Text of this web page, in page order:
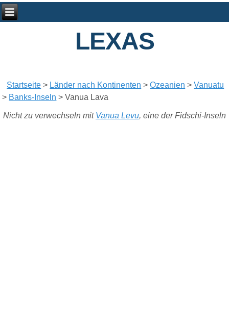
LEXAS
Startseite > Länder nach Kontinenten >Ozeanien >Vanuatu
> Banks-Inseln >Vanua Lava
Nicht zu verwechseln mit Vanua Levu, eine der Fidschi-Inseln